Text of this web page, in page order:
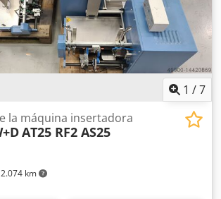
de mesa de alineación ITM de Buhrs -
de correo Buhrs ITM Csdet Akt Djpfx
Buhrs ITM - rotativo - alimentador
Amplíe y obtenga más posibilidades
su Buhrs ITM BB300, BB600 o BB700.....
1 /7
km
la máquina insertadora
AT25 RF2 AS25